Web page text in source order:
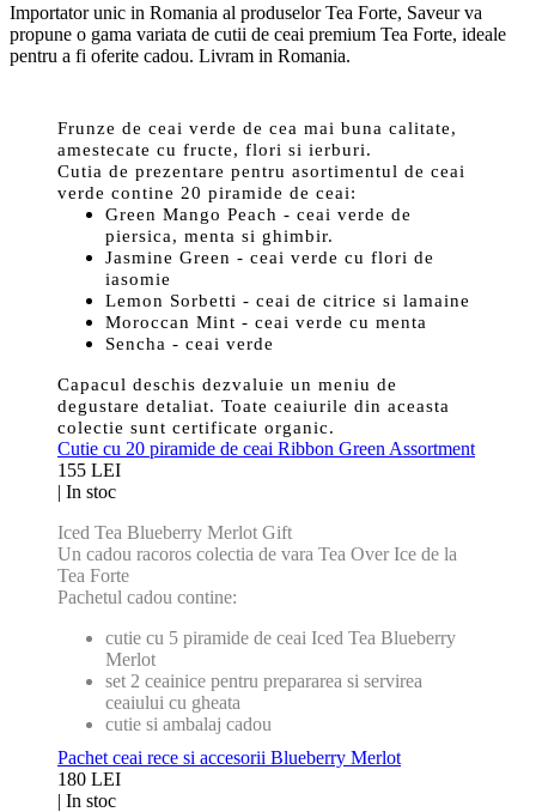
Importator unic in Romania al produselor Tea Forte, Saveur va
propune o gama variata de cutii de ceai premium Tea Forte, ideale
pentru a fi oferite cadou. Livram in Romania.
Frunze de ceai verde de cea mai buna calitate,
amestecate cu fructe, flori si ierburi.
Cutia de prezentare pentru asortimentul de ceai
verde contine 20 piramide de ceai:
Green Mango Peach - ceai verde de
piersica, menta si ghimbir.
Jasmine Green - ceai verde cu flori de
iasomie
Lemon Sorbetti - ceai de citrice si lamaine
Moroccan Mint - ceai verde cu menta
Sencha - ceai verde
Capacul deschis dezvaluie un meniu de
degustare detaliat. Toate ceaiurile din aceasta
colectie sunt certificate organic.
Cutie cu 20 piramide de ceai Ribbon Green Assortment
155 LEI
| In stoc
Iced Tea Blueberry Merlot Gift
Un cadou racoros colectia de vara Tea Over Ice de la
Tea Forte
Pachetul cadou contine:
cutie cu 5 piramide de ceai Iced Tea Blueberry
Merlot
set 2 ceainice pentru prepararea si servirea
ceaiului cu gheata
cutie si ambalaj cadou
Pachet ceai rece si accesorii Blueberry Merlot
180 LEI
| In stoc